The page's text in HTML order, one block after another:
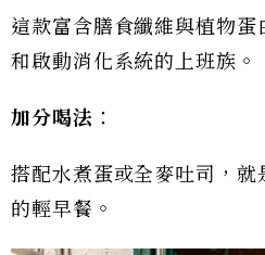
這款富含膳食纖維與植物
和啟動消化系統的上班族。
加分喝法 ：
搭配水煮蛋或全麥吐司，
的輕早餐。